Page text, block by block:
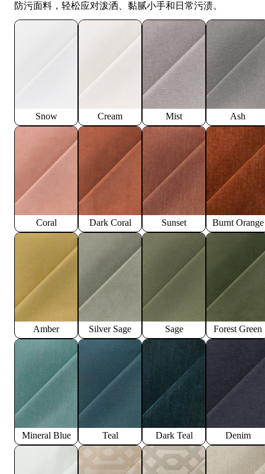
防污面料，轻松应对泼洒、黏腻小手和日常污渍。
Snow Cream Mist Ash
Coral Dark Coral Sunset Burnt Orange
Amber Silver Sage Sage Forest Green
Mineral Blue Teal Dark Teal Denim